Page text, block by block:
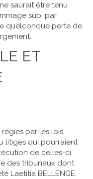
saurait être tenu
subi par
quelconque perte de
ET
par les lois
litiges qui pourraient
de celles-ci
des tribunaux dont
Laetitia BELLENGE.